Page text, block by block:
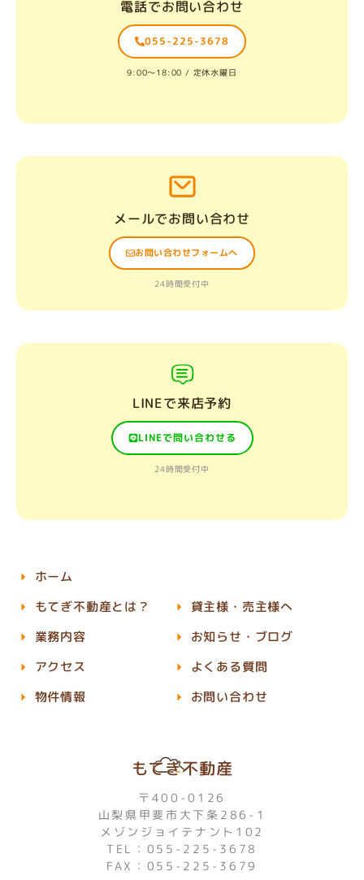
電話でお問い合わせ
055-225-3678
9:00〜18:00 / 定休水曜日
メールでお問い合わせ
お問い合わせフォームへ
24時間受付中
LINEで来店予約
LINEで問い合わせる
24時間受付中
もてぎ不動産
〒400-0126
山梨県甲斐市大下条286-1
メゾンジョイテナント102
TEL：055-225-3678
FAX：055-225-3679
ホーム
もてぎ不動産とは？
業務内容
アクセス
物件情報
貸主様・売主様へ
お知らせ・ブログ
よくある質問
お問い合わせ